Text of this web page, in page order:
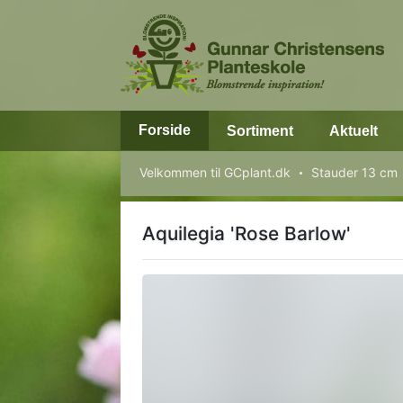
Forside Sortiment Aktuelt
Velkommen til GCplant.dk Stauder 13 cm
Aquilegia 'Rose Barlow'